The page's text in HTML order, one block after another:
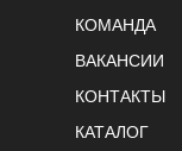
КОМАНДА
ВАКАНСИИ
КОНТАКТЫ
КАТАЛОГ